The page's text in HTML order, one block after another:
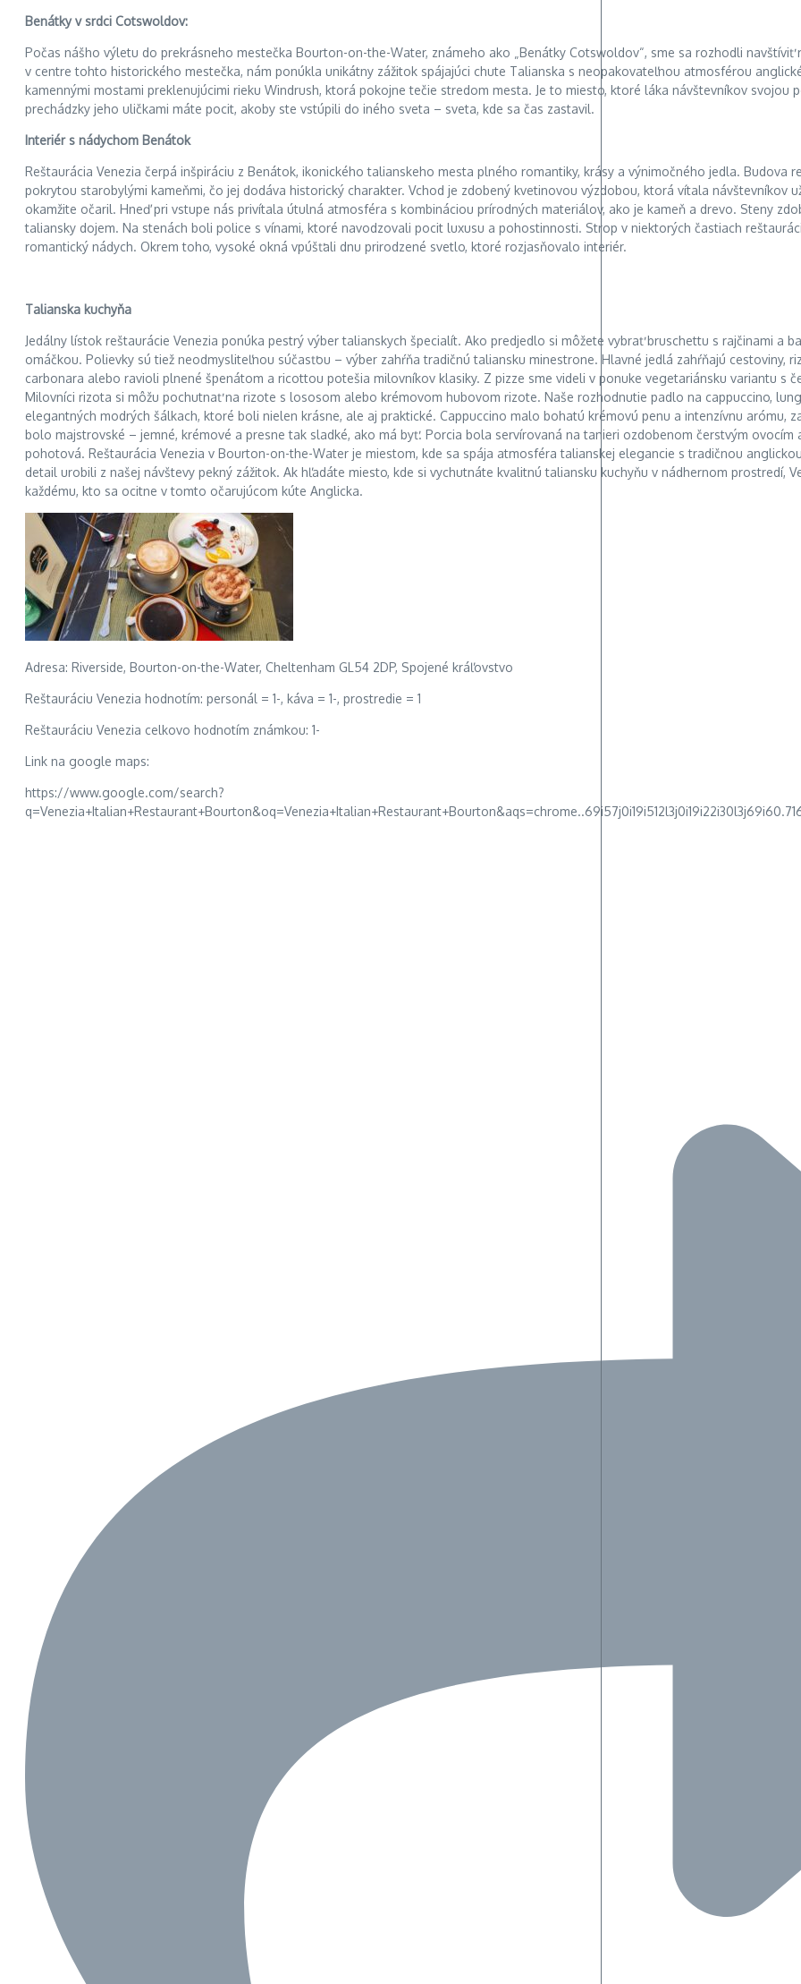
Benátky v srdci Cotswoldov:
Počas nášho výletu do prekrásneho mestečka Bourton-on-the-Water, známeho ako „Benátky Cotswoldov“, sme sa rozhodli
v centre tohto historického mestečka, nám ponúkla unikátny zážitok spájajúci chute Talianska s neopakovateľnou atmosférou
kamennými mostami preklenujúcimi rieku Windrush, ktorá pokojne tečie stredom mesta. Je to miesto, ktoré láka návštevníkov
prechádzky jeho uličkami máte pocit, akoby ste vstúpili do iného sveta – sveta, kde sa čas zastavil.
Interiér s nádychom Benátok
Reštaurácia Venezia čerpá inšpiráciu z Benátok, ikonického talianskeho mesta plného romantiky, krásy a výnimočného jedla. Budova
pokrytou starobylými kameňmi, čo jej dodáva historický charakter. Vchod je zdobený kvetinovou výzdobou, ktorá vítala návštevníkov
okamžite očaril. Hneď pri vstupe nás privítala útulná atmosféra s kombináciou prírodných materiálov, ako je kameň a drevo. Steny
taliansky dojem. Na stenách boli police s vínami, ktoré navodzovali pocit luxusu a pohostinnosti. Strop v niektorých častiach
romantický nádych. Okrem toho, vysoké okná vpúšťali dnu prirodzené svetlo, ktoré rozjasňovalo interiér.
Talianska kuchyňa
Jedálny lístok reštaurácie Venezia ponúka pestrý výber talianskych špecialít. Ako predjedlo si môžete vybrať bruschettu s rajčinami a
omáčkou. Polievky sú tiež neodmysliteľnou súčasťou – výber zahŕňa tradičnú taliansku minestrone. Hlavné jedlá zahŕňajú cestoviny,
carbonara alebo ravioli plnené špenátom a ricottou potešia milovníkov klasiky. Z pizze sme videli v ponuke vegetariánsku variantu s
Milovníci rizota si môžu pochutnať na rizote s lososom alebo krémovom hubovom rizote. Naše rozhodnutie padlo na cappuccino,
elegantných modrých šálkach, ktoré boli nielen krásne, ale aj praktické. Cappuccino malo bohatú krémovú penu a intenzívnu arómu,
bolo majstrovské – jemné, krémové a presne tak sladké, ako má byť. Porcia bola servírovaná na tanieri ozdobenom čerstvým
pohotová. Reštaurácia Venezia v Bourton-on-the-Water je miestom, kde sa spája atmosféra talianskej elegancie s tradičnou
detail urobili z našej návštevy pekný zážitok. Ak hľadáte miesto, kde si vychutnáte kvalitnú taliansku kuchyňu v nádhernom prostredí,
každému, kto sa ocitne v tomto očarujúcom kúte Anglicka.
Adresa: Riverside, Bourton-on-the-Water, Cheltenham GL54 2DP, Spojené kráľovstvo
Reštauráciu Venezia hodnotím: personál = 1-, káva = 1-, prostredie = 1
Reštauráciu Venezia celkovo hodnotím známkou: 1-
Link na google maps:
https://www.google.com/search?